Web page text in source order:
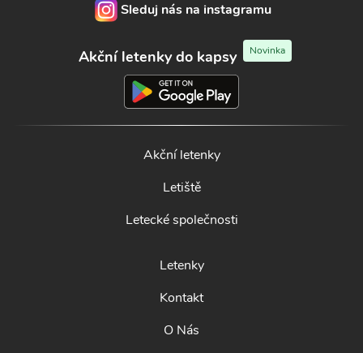
Sleduj nás na instagramu
Akční letenky do kapsy Novinka
Akční letenky
Letiště
Letecké společnosti
Letenky
Kontakt
O Nás